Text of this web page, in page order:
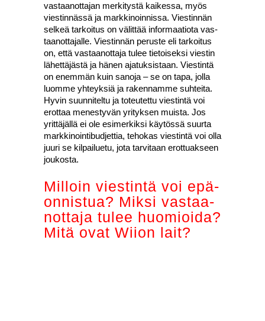
vas­taa­not­ta­jan mer­ki­tys­tä kai­kes­sa, myös
vies­tin­näs­sä ja mark­ki­noin­nis­sa. Vies­tin­nän
sel­keä tar­koi­tus on välit­tää infor­maa­tio­ta vas­
taa­not­ta­jal­le. Vies­tin­nän perus­te eli tar­koi­tus
on, että vas­taa­not­ta­ja tulee tie­toi­sek­si vies­tin
lähet­tä­jäs­tä ja hänen aja­tuk­sis­taan. Vies­tin­tä
on enem­män kuin sano­ja – se on tapa, jol­la
luom­me yhteyk­siä ja raken­nam­me suh­tei­ta.
Hyvin suun­ni­tel­tu ja toteu­tet­tu vies­tin­tä voi
erot­taa menes­ty­vän yri­tyk­sen muis­ta. Jos
yrit­tä­jäl­lä ei ole esi­mer­kik­si käy­tös­sä suur­ta
mark­ki­noin­ti­bud­jet­tia, teho­kas vies­tin­tä voi olla
juu­ri se kil­pai­lue­tu, jota tar­vi­taan erot­tuak­seen
jou­kos­ta.
Mil­loin vies­tin­tä voi epä­
on­nis­tua? Mik­si vas­taa­
not­ta­ja tulee huo­mioi­da?
Mitä ovat Wii­on lait?